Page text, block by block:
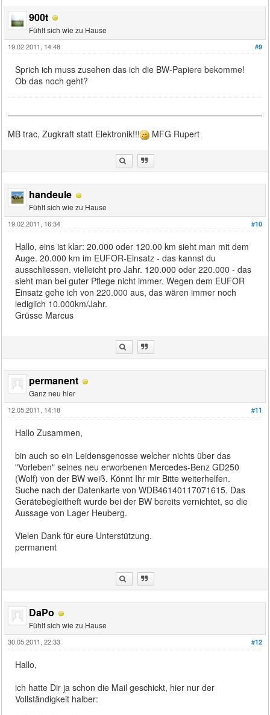
900t
Fühlt sich wie zu Hause
#9
19.02.2011, 14:48
Sprich ich muss zusehen das ich die BW-Papiere bekomme!
Ob das noch geht?
MB trac, Zugkraft statt Elektronik!!! MFG Rupert
handeule
Fühlt sich wie zu Hause
#10
19.02.2011, 16:34
Hallo, eins ist klar: 20.000 oder 120.00 km sieht man mit dem
Auge. 20.000 km im EUFOR-Einsatz - das kannst du
ausschliessen. vielleicht pro Jahr. 120.000 oder 220.000 - das
sieht man bei guter Pflege nicht immer. Wegen dem EUFOR
Einsatz gehe ich von 220.000 aus, das wären immer noch
lediglich 10.000km/Jahr.
Grüsse Marcus
permanent
Ganz neu hier
#11
12.05.2011, 14:18
Hallo Zusammen,
bin auch so ein Leidensgenosse welcher nichts über das
"Vorleben" seines neu erworbenen Mercedes-Benz GD250
(Wolf) von der BW weiß. Könnt Ihr mir Bitte weiterhelfen.
Suche nach der Datenkarte von WDB46140117071615. Das
Gerätebegleitheft wurde bei der BW bereits vernichtet, so die
Aussage von Lager Heuberg.
Vielen Dank für eure Unterstützung.
permanent
DaPo
Fühlt sich wie zu Hause
#12
30.05.2011, 22:33
Hallo,
ich hatte Dir ja schon die Mail geschickt, hier nur der
Vollständigkeit halber: